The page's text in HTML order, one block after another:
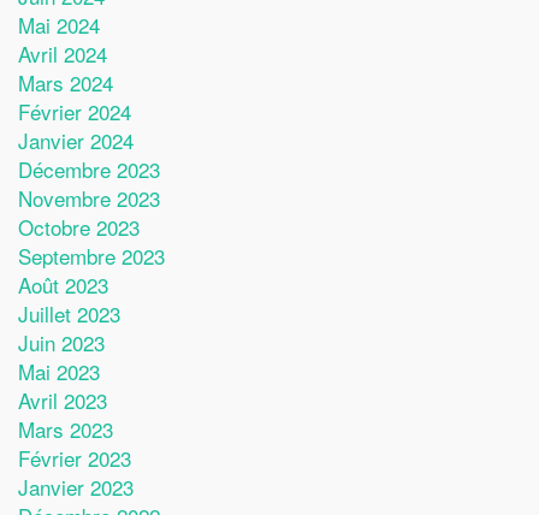
Mai 2024
Avril 2024
Mars 2024
Février 2024
Janvier 2024
Décembre 2023
Novembre 2023
Octobre 2023
Septembre 2023
Août 2023
Juillet 2023
Juin 2023
Mai 2023
Avril 2023
Mars 2023
Février 2023
Janvier 2023